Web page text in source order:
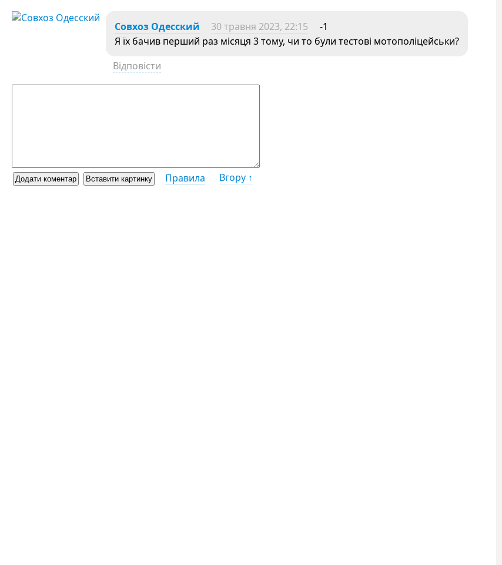
Совхоз Одесский 30 травня 2023, 22:15
-1
Я їх бачив перший раз місяця 3 тому, чи то були тестові мотополіцейськи?
Відповісти
Правила Вгору ↑